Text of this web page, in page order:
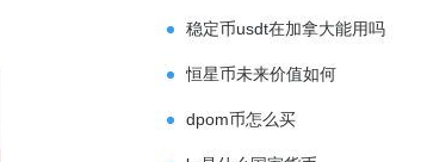
稳定币usdt在加拿大能用吗
恒星币未来价值如何
dpom币怎么买